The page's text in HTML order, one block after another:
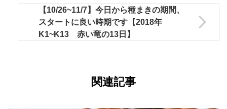
【10/26~11/7】今日から種まきの期間、
スタートに良い時期です【2018年
K1~K13 赤い竜の13日】
関連記事